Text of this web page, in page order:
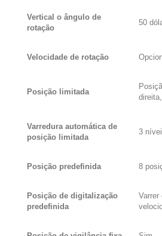
Vertical o ângulo de
rotação
50
Velocidade de rotação
Posição limitada
Varredura automática de
posição limitada
3
Posição predefinida 8
Posição de digitalização
predefinida